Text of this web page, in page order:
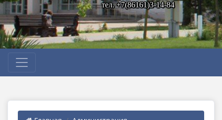
тел. +7(86161)3-14-84